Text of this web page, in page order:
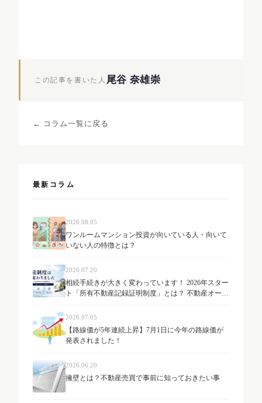
この記事を書いた人 尾谷 奈雄崇
← コラム一覧に戻る
最新コラム
2026.08.05
ワンルームマンション投資が向いている人・向いて
いない人の特徴とは？
2026.07.20
相続手続きが大きく変わっています！ 2026年スター
ト「所有不動産記録証明制度」とは？ 不動産オーナ
2026.07.05
【路線価が5年連続上昇】7月1日に今年の路線価が
発表されました！
2026.06.20
擁壁とは？不動産売買で事前に知っておきたい事